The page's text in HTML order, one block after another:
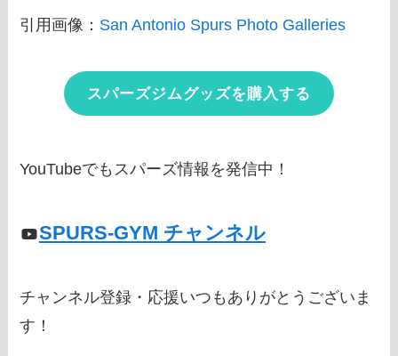
引用画像： San Antonio Spurs Photo Galleries
スパーズジムグッズを購入する
YouTubeでもスパーズ情報を発信中！
SPURS-GYM チャンネル
チャンネル登録・応援いつもありがとうございま
す！